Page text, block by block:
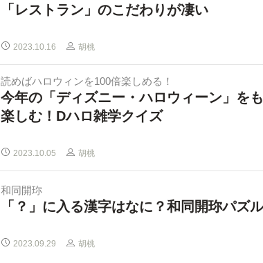
「レストラン」のこだわりが凄い
2023.10.16 胡桃
読めばハロウィンを100倍楽しめる！
今年の「ディズニー・ハロウィーン」を
楽しむ！Dハロ雑学クイズ
2023.10.05 胡桃
和同開珎
「？」に入る漢字はなに？和同開珎パズ
2023.09.29 胡桃